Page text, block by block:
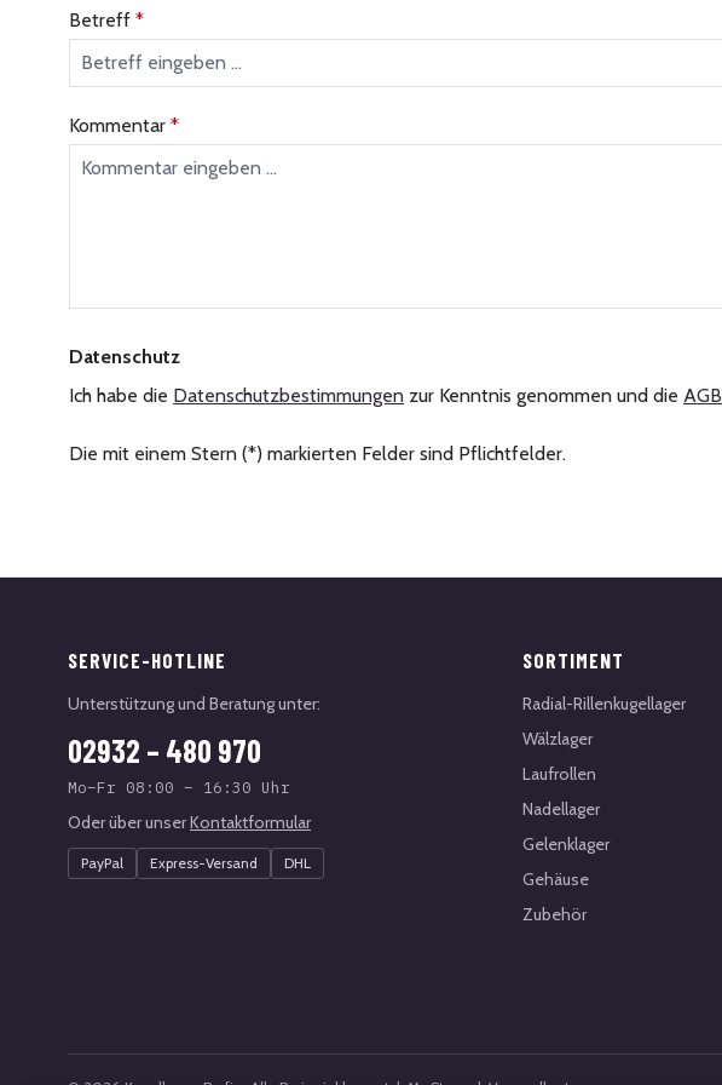
Betreff *
Kommentar *
Datenschutz
Ich habe die Datenschutzbestimmungen zur Kenntnis genommen und die AGB
Die mit einem Stern (*) markierten Felder sind Pflichtfelder.
SERVICE-HOTLINE
Unterstützung und Beratung unter:
02932 – 480 970
Mo–Fr 08:00 – 16:30 Uhr
Oder über unserKontaktformular
PayPal Express-Versand DHL
SORTIMENT
Radial-Rillenkugellager
Wälzlager
Laufrollen
Nadellager
Gelenklager
Gehäuse
Zubehör